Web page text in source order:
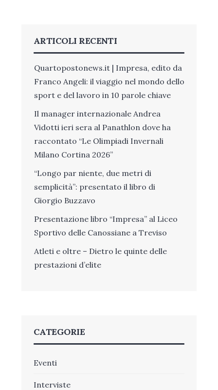
ARTICOLI RECENTI
Quartopostonews.it | Impresa, edito da
Franco Angeli: il viaggio nel mondo dello
sport e del lavoro in 10 parole chiave
Il manager internazionale Andrea
Vidotti ieri sera al Panathlon dove ha
raccontato “Le Olimpiadi Invernali
Milano Cortina 2026”
“Longo par niente, due metri di
semplicità”: presentato il libro di
Giorgio Buzzavo
Presentazione libro “Impresa” al Liceo
Sportivo delle Canossiane a Treviso
Atleti e oltre – Dietro le quinte delle
prestazioni d’elite
CATEGORIE
Eventi
Interviste